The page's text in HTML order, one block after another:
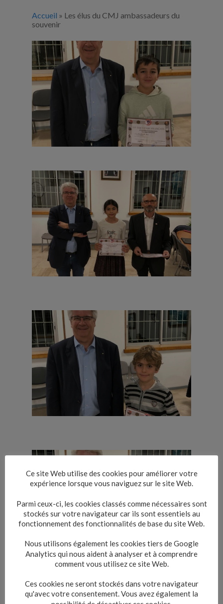
Accueil » Les élus du CMJ ambassadeurs du
souvenir
Ce site Web utilise des cookies pour améliorer votre
expérience lorsque vous naviguez sur le site Web.
Parmi ceux-ci, les cookies classés comme nécessaires sont
stockés sur votre navigateur car ils sont essentiels au
fonctionnement des fonctionnalités de base du site Web.
Nous utilisons également les cookies tiers de Google
Analytics qui nous aident à analyser et à comprendre
comment vous utilisez ce site Web.
Ces cookies ne seront stockés dans votre navigateur
qu'avec votre consentement. Vous avez également la